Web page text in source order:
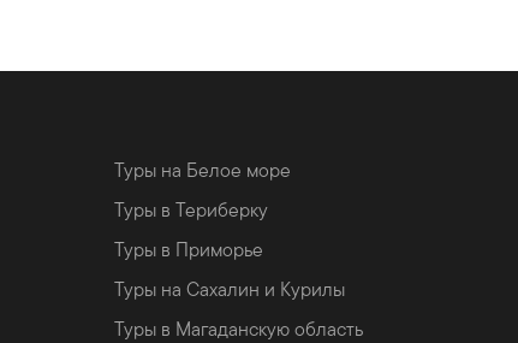
Туры на Белое море
Туры в Териберку
Туры в Приморье
Туры на Сахалин и Курилы
Туры в Магаданскую область